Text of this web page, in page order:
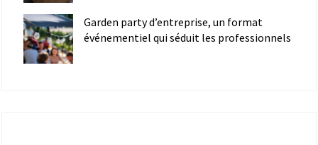
Garden party d’entreprise, un format
événementiel qui séduit les professionnels